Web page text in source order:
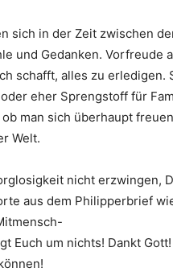
sich in der Zeit zwischen
und Gedanken. Vorfreude
schafft, alles zu erledigen.
eher Sprengstoff für
man sich überhaupt
Welt.
nicht erzwingen,
aus dem Philipperbrief
Euch um nichts! Dankt